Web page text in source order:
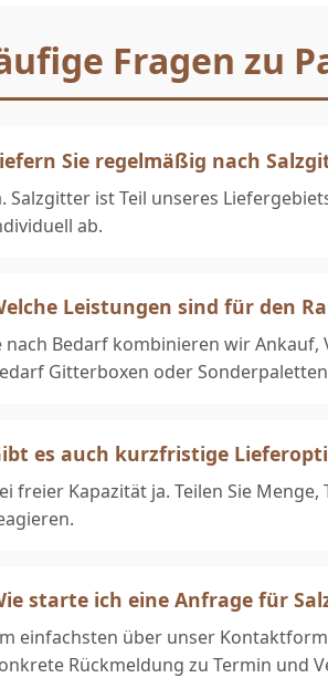
Fragen zu
Sie regelmäßig nach
Salzgitter ist Teil unseres
ab.
Leistungen sind für den
nach Bedarf kombinieren wir
Gitterboxen oder
es auch kurzfristige
freier Kapazität ja. Teilen Sie
starte ich eine Anfrage für
einfachsten über unser
Rückmeldung zu Termin und